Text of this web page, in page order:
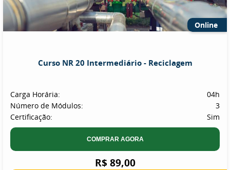
Online
Curso NR 20 Intermediário - Reciclagem
Carga Horária:
04h
Número de Módulos:
3
Certificação:
Sim
COMPRAR AGORA
R$ 89,00